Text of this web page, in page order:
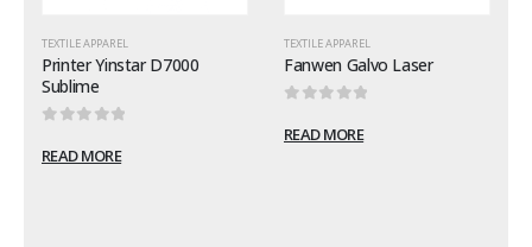
TEXTILE APPAREL
Printer Yinstar D7000
Sublime
READ MORE
TEXTILE APPAREL
Fanwen Galvo Laser
READ MORE